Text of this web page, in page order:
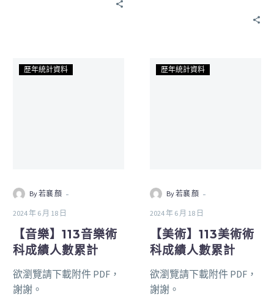
歷年統計資料
By 若襄 顏 -
2024 年 6 月 18 日
【音樂】113音樂術
科成績人數累計
欲瀏覽請下載附件 PDF，
謝謝。
歷年統計資料
By 若襄 顏 -
2024 年 6 月 18 日
【美術】113美術術
科成績人數累計
欲瀏覽請下載附件 PDF，
謝謝。